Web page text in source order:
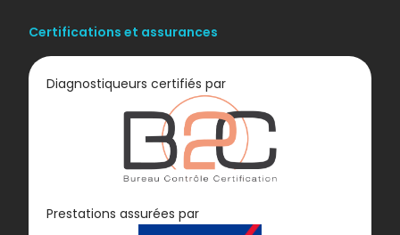
Diagnostic
Certifications et assurances
Diagnostiqueurs certifiés par
Prestations assurées par